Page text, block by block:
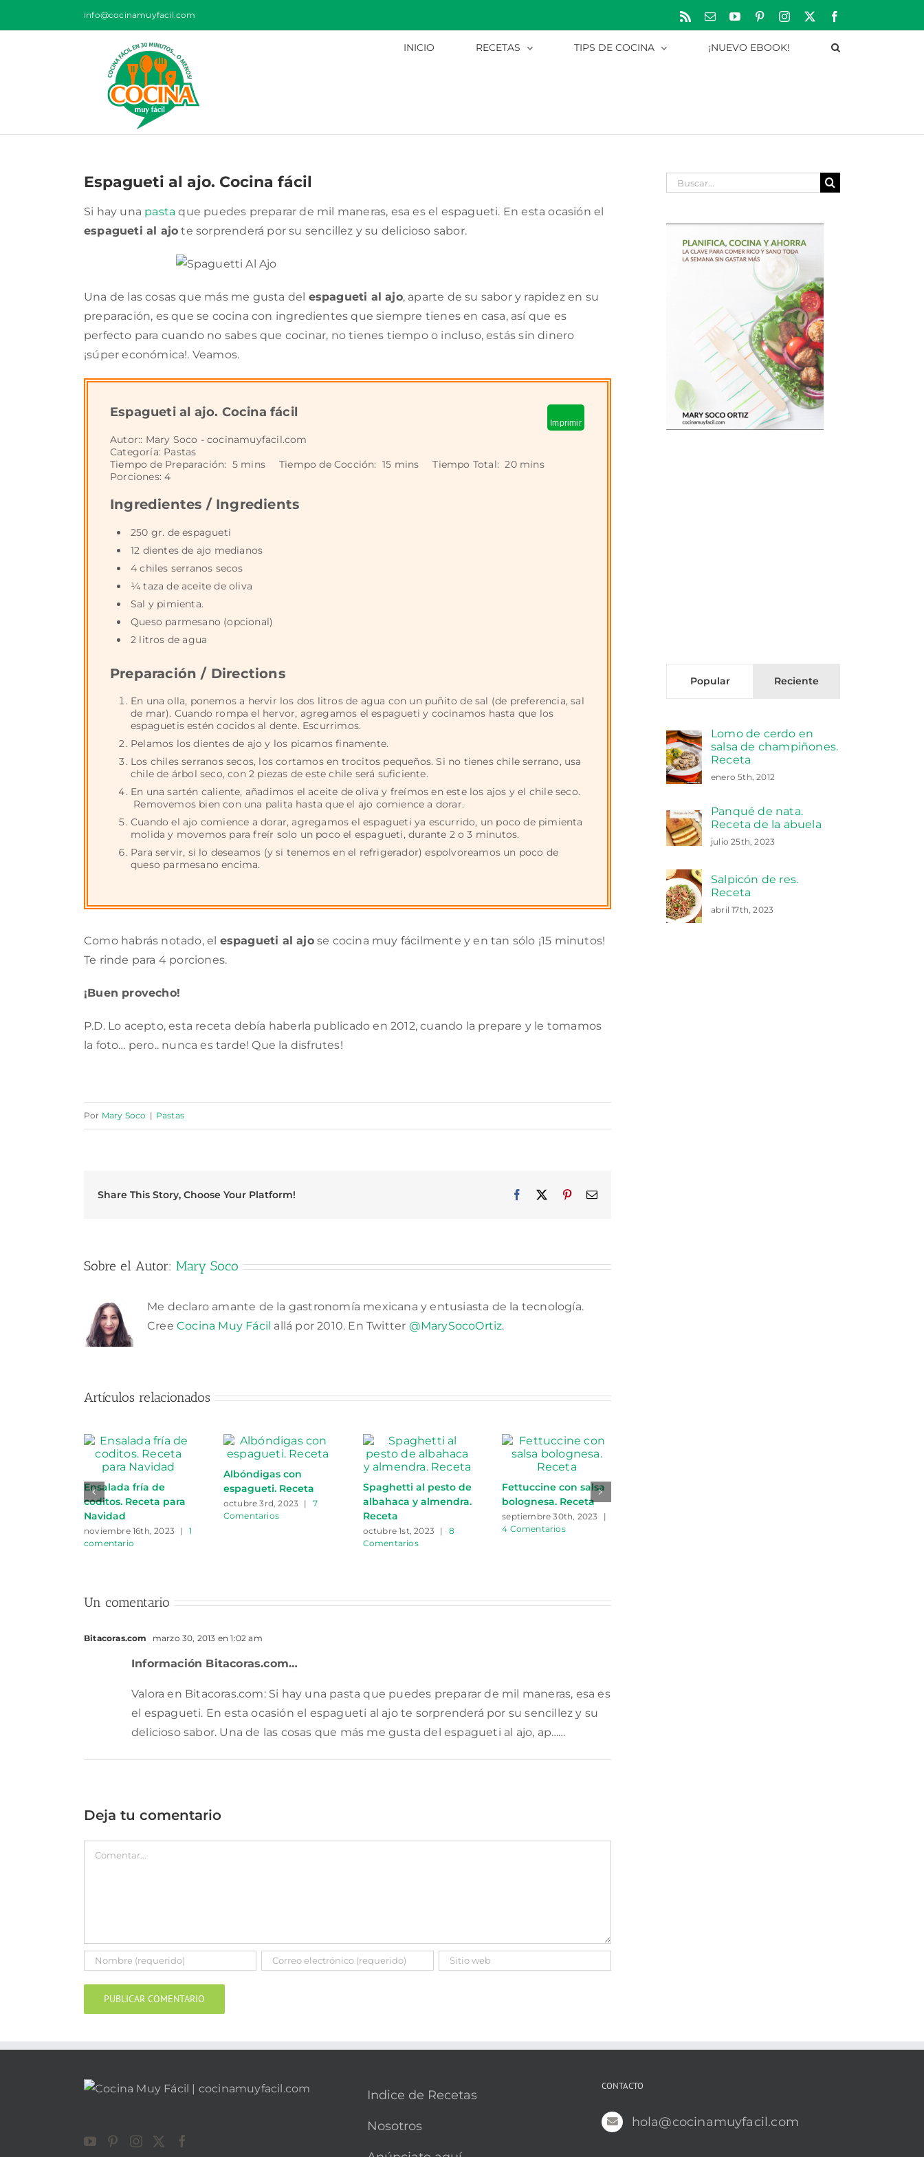
al
info@cocinamuyfacil.com Rss
CorreoYouTubePinterestInstagram
X
INICIO RECETAS TIPS DE COCINA ¡NUEVO EBOOK!
Espagueti al ajo. Cocina fácil
Si hay una pasta que puedes preparar de mil maneras, esa es el espagueti. En esta ocasión el
espagueti al ajo te sorprenderá por su sencillez y su delicioso sabor.
Una de las cosas que más me gusta del espagueti al ajo, aparte de su sabor y rapidez en su
preparación, es que se cocina con ingredientes que siempre tienes en casa, así que es
perfecto para cuando no sabes que cocinar, no tienes tiempo o incluso, estás sin dinero
¡súper económica!. Veamos.
Imprimir
Espagueti al ajo. Cocina fácil
Autor:: Mary Soco - cocinamuyfacil.com
Categoría: Pastas
Tiempo de Preparación: 5 mins Tiempo de Cocción:15 mins Tiempo Total:20 mins
Porciones:4
Ingredientes / Ingredients
250 gr. de espagueti
12 dientes de ajo medianos
4 chiles serranos secos
¼ taza de aceite de oliva
Sal y pimienta.
Queso parmesano (opcional)
2 litros de agua
Preparación / Directions
En una olla, ponemos a hervir los dos litros de agua con un puñito de sal (de preferencia, sal
de mar). Cuando rompa el hervor, agregamos el espagueti y cocinamos hasta que los
espaguetis estén cocidos al dente. Escurrimos.
Pelamos los dientes de ajo y los picamos finamente.
Los chiles serranos secos, los cortamos en trocitos pequeños. Si no tienes chile serrano, usa
chile de árbol seco, con 2 piezas de este chile será suficiente.
En una sartén caliente, añadimos el aceite de oliva y freímos en este los ajos y el chile seco.
Removemos bien con una palita hasta que el ajo comience a dorar.
Cuando el ajo comience a dorar, agregamos el espagueti ya escurrido, un poco de pimienta
molida y movemos para freír solo un poco el espagueti, durante 2 o 3 minutos.
Para servir, si lo deseamos (y si tenemos en el refrigerador) espolvoreamos un poco de
queso parmesano encima.
Como habrás notado, el espagueti al ajose cocina muy fácilmente y en tan sólo ¡15 minutos!
Te rinde para 4 porciones.
¡Buen provecho!
P.D. Lo acepto, esta receta debía haberla publicado en 2012, cuando la prepare y le tomamos
la foto… pero.. nunca es tarde! Que la disfrutes!
Por Mary Soco | Pastas
Share This Story, Choose Your Platform! Facebook PinterestCorreo
Sobre el Autor: Mary Soco
Me declaro amante de la gastronomía mexicana y entusiasta de la tecnología.
Cree Cocina Muy Fácil allá por 2010. En Twitter @MarySocoOrtiz.
Artículos relacionados
Ensalada fría de
coditos. Receta para
Navidad
noviembre 16th, 2023 |
1
comentario
Albóndigas con
espagueti. Receta
octubre 3rd, 2023 |
7
Comentarios
Spaghetti al pesto de
albahaca y almendra.
Receta
octubre 1st, 2023 |
8
Comentarios
Fettuccine con salsa
bolognesa. Receta
septiembre 30th, 2023
|
4 Comentarios
Un comentario
Bitacoras.com marzo 30, 2013 en 1:02 am
Información Bitacoras.com…
Valora en Bitacoras.com: Si hay una pasta que puedes preparar de mil maneras, esa es
el espagueti. En esta ocasión el espagueti al ajo te sorprenderá por su sencillez y su
delicioso sabor. Una de las cosas que más me gusta del espagueti al ajo, ap……
Deja tu comentario
Buscar:
Popular Reciente
Lomo de cerdo en
salsa de champiñones.
Receta
enero 5th, 2012
Panqué de nata.
Receta de la abuela
julio 25th, 2023
Salpicón de res.
Receta
abril 17th, 2023
Indice de Recetas
Nosotros
CONTACTO
hola@cocinamuyfacil.com